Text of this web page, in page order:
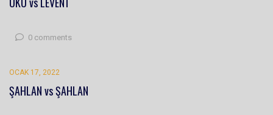
0 comments
OCAK 17, 2022
ŞAHLAN vs ŞAHLAN